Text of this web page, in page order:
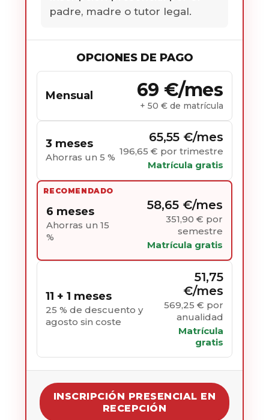
padre, madre o tutor legal.
OPCIONES DE PAGO
Mensual 69 €/mes
+ 50 € de matrícula
3 meses
Ahorras un 5 %
65,55 €/mes
196,65 € por trimestre
Matrícula gratis
RECOMENDADO
6 meses
Ahorras un 15
%
58,65 €/mes
351,90 € por
semestre
Matrícula gratis
11 + 1 meses
25 % de descuento y
agosto sin coste
51,75
€/mes
569,25 € por
anualidad
Matrícula
gratis
INSCRIPCIÓN PRESENCIAL EN
RECEPCIÓN